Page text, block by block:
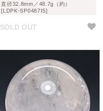
直径32.8mm／48.7g（約）
[LDPK-SP0487IS]
SOLD OUT